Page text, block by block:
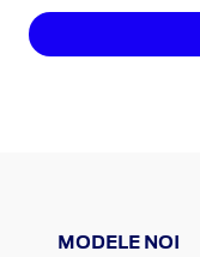
MODELE NOI